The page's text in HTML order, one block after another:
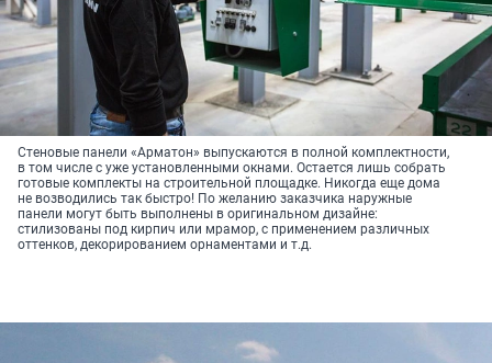
Стеновые панели «Арматон» выпускаются в полной комплектности,
в том числе с уже установленными окнами. Остается лишь собрать
готовые комплекты на строительной площадке. Никогда еще дома
не возводились так быстро! По желанию заказчика наружные
панели могут быть выполнены в оригинальном дизайне:
стилизованы под кирпич или мрамор, с применением различных
оттенков, декорированием орнаментами и т.д.